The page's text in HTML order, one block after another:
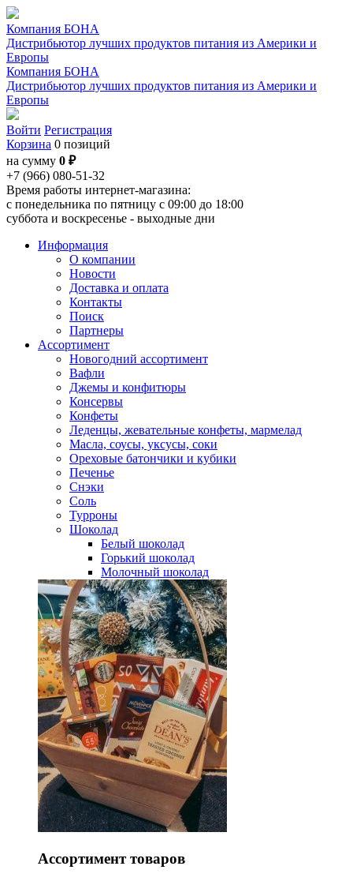
Компания БОНА
Дистрибьютор лучших продуктов питания из Америки и
Европы
Компания БОНА
Дистрибьютор лучших продуктов питания из Америки и
Европы
Войти Регистрация
Корзина 0 позиций
на сумму 0 ₽
+7 (966) 080-51-32
Время работы интернет-магазина:
с понедельника по пятницу с 09:00 до 18:00
суббота и воскресенье - выходные дни
Информация
О компании
Новости
Доставка и оплата
Контакты
Поиск
Партнеры
Ассортимент
Новогодний ассортимент
Вафли
Джемы и конфитюры
Консервы
Конфеты
Леденцы, жевательные конфеты, мармелад
Масла, соусы, уксусы, соки
Ореховые батончики и кубики
Печенье
Снэки
Соль
Турроны
Шоколад
Белый шоколад
Горький шоколад
Молочный шоколад
Ассортимент товаров